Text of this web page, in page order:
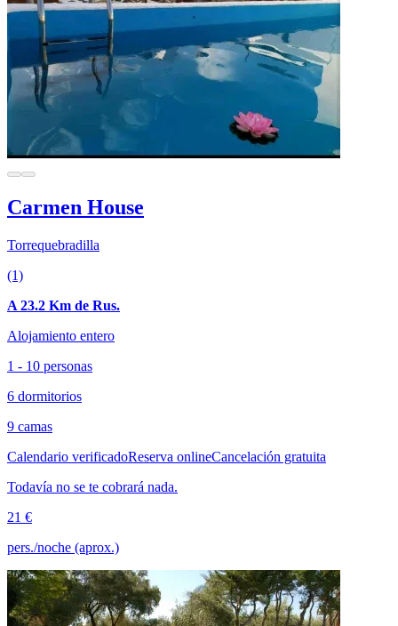
Carmen House
Torrequebradilla
(1)
A 23.2 Km de Rus.
Alojamiento entero
1 - 10 personas
6 dormitorios
9 camas
Calendario verificadoReserva onlineCancelación gratuita
Todavía no se te cobrará nada.
21 €
pers./noche (aprox.)